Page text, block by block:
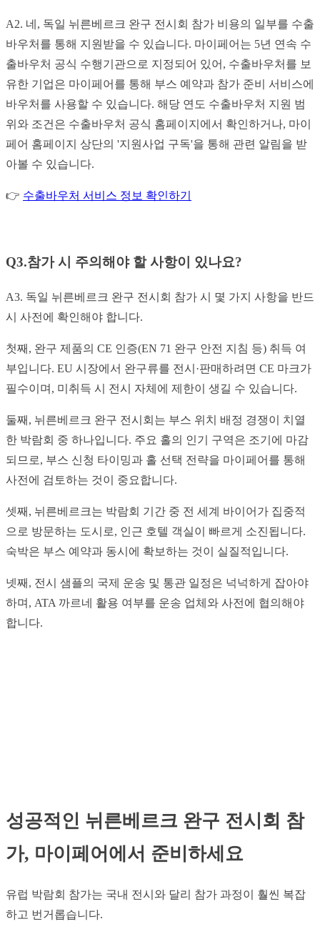
A2. 네, 독일 뉘른베르크 완구 전시회 참가 비용의 일부를 수출
바우처를 통해 지원받을 수 있습니다. 마이페어는 5년 연속 수
출바우처 공식 수행기관으로 지정되어 있어, 수출바우처를 보
유한 기업은 마이페어를 통해 부스 예약과 참가 준비 서비스에
바우처를 사용할 수 있습니다. 해당 연도 수출바우처 지원 범
위와 조건은 수출바우처 공식 홈페이지에서 확인하거나, 마이
페어 홈페이지 상단의 '지원사업 구독'을 통해 관련 알림을 받
아볼 수 있습니다.
👉 수출바우처 서비스 정보 확인하기
Q3.참가 시 주의해야 할 사항이 있나요?
A3. 독일 뉘른베르크 완구 전시회 참가 시 몇 가지 사항을 반드
시 사전에 확인해야 합니다.
첫째, 완구 제품의 CE 인증(EN 71 완구 안전 지침 등) 취득 여
부입니다. EU 시장에서 완구류를 전시·판매하려면 CE 마크가
필수이며, 미취득 시 전시 자체에 제한이 생길 수 있습니다.
둘째, 뉘른베르크 완구 전시회 는 부스 위치 배정 경쟁이 치열
한 박람회 중 하나입니다. 주요 홀의 인기 구역은 조기에 마감
되므로, 부스 신청 타이밍과 홀 선택 전략을 마이페어를 통해
사전에 검토하는 것이 중요합니다.
셋째, 뉘른베르크는 박람회 기간 중 전 세계 바이어가 집중적
으로 방문하는 도시로, 인근 호텔 객실이 빠르게 소진됩니다.
숙박은 부스 예약과 동시에 확보하는 것이 실질적입니다.
넷째, 전시 샘플의 국제 운송 및 통관 일정은 넉넉하게 잡아야
하며, ATA 까르네 활용 여부를 운송 업체와 사전에 협의해야
합니다.
성공적인 뉘른베르크 완구 전시회 참
가, 마이페어에서 준비하세요
유럽 박람회 참가는 국내 전시와 달리 참가 과정이 훨씬 복잡
하고 번거롭습니다.